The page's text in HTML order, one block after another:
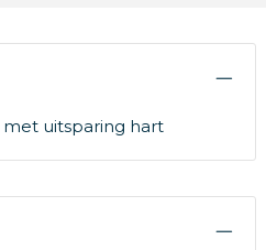
uitsparing hart